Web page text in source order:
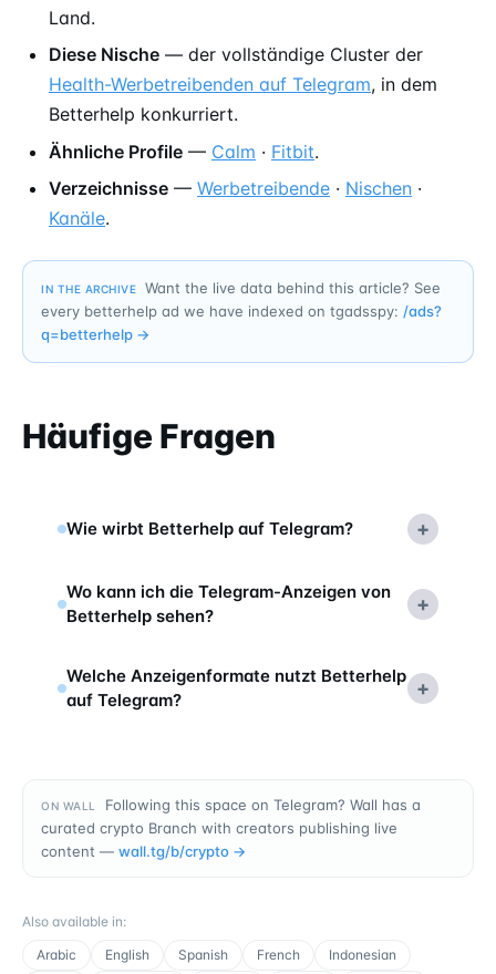
Land.
Diese Nische — der vollständige Cluster der
Health-Werbetreibenden auf Telegram, in dem
Betterhelp konkurriert.
Ähnliche Profile — Calm · Fitbit.
Verzeichnisse — Werbetreibende · Nischen ·
Kanäle.
IN THE ARCHIVE
Want the live data behind this article? See
every betterhelp ad we have indexed on tgadsspy: /ads?
q=betterhelp →
Häufige Fragen
Wie wirbt Betterhelp auf Telegram? +
Wo kann ich die Telegram-Anzeigen von
Betterhelp sehen?
+
Welche Anzeigenformate nutzt Betterhelp
auf Telegram?
+
ON WALL
Following this space on Telegram? Wall has a
curated crypto Branch with creators publishing live
content — wall.tg/b/crypto →
Also available in:
Arabic
English Spanish French
Indonesian